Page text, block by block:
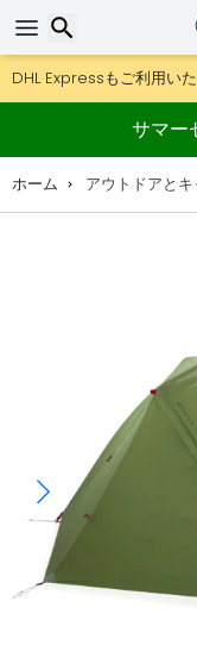
DHL Expressもご利用い
返品は30日間、木製
アウトドア用品やア
サマー
ホーム アウトドアと